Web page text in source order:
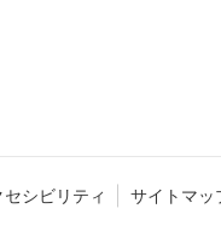
シビリティ サイトマッ